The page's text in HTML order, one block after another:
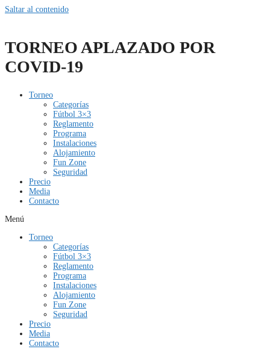
Saltar al contenido
TORNEO APLAZADO POR
COVID-19
Torneo
Categorías
Fútbol 3×3
Reglamento
Programa
Instalaciones
Alojamiento
Fun Zone
Seguridad
Precio
Media
Contacto
Menú
Torneo
Categorías
Fútbol 3×3
Reglamento
Programa
Instalaciones
Alojamiento
Fun Zone
Seguridad
Precio
Media
Contacto